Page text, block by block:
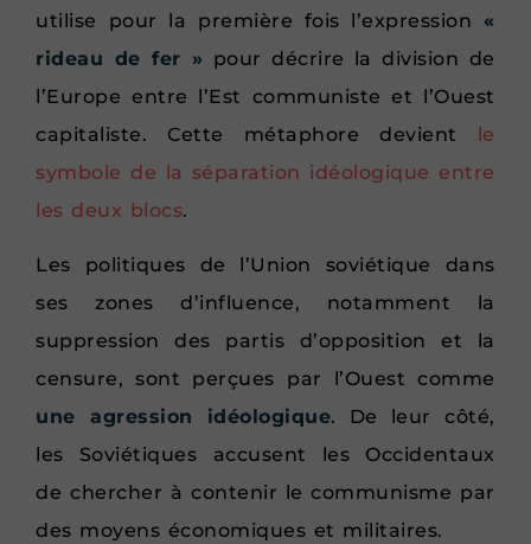
utilise pour la première fois l’expression «
rideau de fer » pour décrire la division de
l’Europe entre l’Est communiste et l’Ouest
capitaliste. Cette métaphore devient le
symbole de la séparation idéologique entre
les deux blocs.
Les politiques de l’Union soviétique dans
ses zones d’influence, notamment la
suppression des partis d’opposition et la
censure, sont perçues par l’Ouest comme
une agression idéologique. De leur côté,
les Soviétiques accusent les Occidentaux
de chercher à contenir le communisme par
des moyens économiques et militaires.